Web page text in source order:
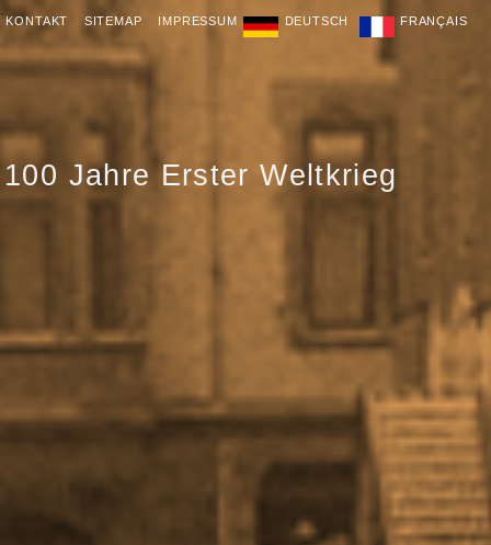
KONTAKT SITEMAP IMPRESSUM DEUTSCH FRANÇAIS
.
100 Jahre Erster Weltkrieg